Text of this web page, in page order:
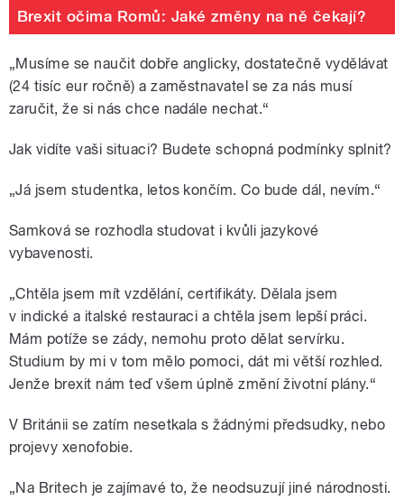
Brexit očima Romů: Jaké změny na ně čekají?
„Musíme se naučit dobře anglicky, dostatečně vydělávat
(24 tisíc eur ročně) a zaměstnavatel se za nás musí
zaručit, že si nás chce nadále nechat.“
Jak vidíte vaši situaci? Budete schopná podmínky splnit?
„Já jsem studentka, letos končím. Co bude dál, nevím.“
Samková se rozhodla studovat i kvůli jazykové
vybavenosti.
„Chtěla jsem mít vzdělání, certifikáty. Dělala jsem
v indické a italské restauraci a chtěla jsem lepší práci.
Mám potíže se zády, nemohu proto dělat servírku.
Studium by mi v tom mělo pomoci, dát mi větší rozhled.
Jenže brexit nám teď všem úplně změní životní plány.“
V Británii se zatím nesetkala s žádnými předsudky, nebo
projevy xenofobie.
„Na Britech je zajímavé to, že neodsuzují jiné národnosti.